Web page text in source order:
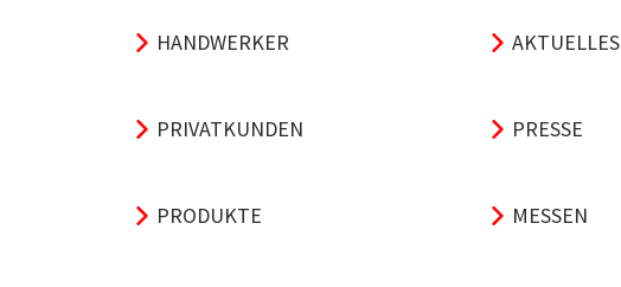
HANDWERKER
PRIVATKUNDEN
PRODUKTE
AKTUELLES
PRESSE
MESSEN